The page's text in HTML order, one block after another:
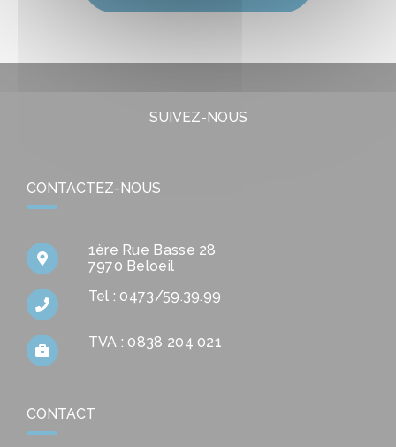
SUIVEZ-NOUS
CONTACTEZ-NOUS
1ère Rue Basse 28
7970 Beloeil
Tel : 0473/59.39.99
TVA : 0838 204 021
CONTACT